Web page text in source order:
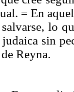
= En
salvarse, lo
sin
Reyna.